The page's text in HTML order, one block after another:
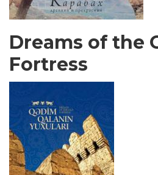
Dreams of the
Fortress